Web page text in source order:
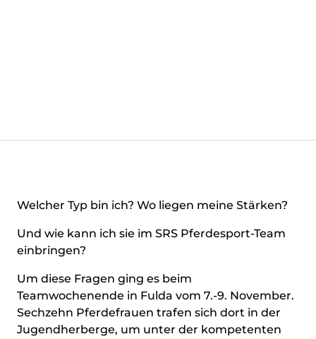
Welcher Typ bin ich? Wo liegen meine Stärken?
Und wie kann ich sie im SRS Pferdesport-Team
einbringen?
Um diese Fragen ging es beim
Teamwochenende in Fulda vom 7.-9. November.
Sechzehn Pferdefrauen trafen sich dort in der
Jugendherberge, um unter der kompetenten